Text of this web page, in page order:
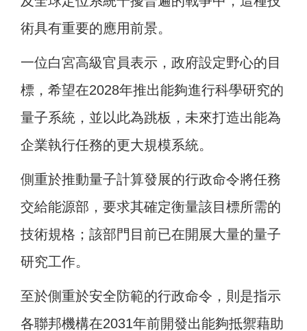
術具有重要的應用前景。
一位白宮高級官員表示，政府設定野心的目
標，希望在2028年推出能夠進行科學研究的
量子系統，並以此為跳板，未來打造出能為
企業執行任務的更大規模系統。
側重於推動量子計算發展的行政命令將任務
交給能源部，要求其確定衡量該目標所需的
技術規格；該部門目前已在開展大量的量子
研究工作。
至於側重於安全防範的行政命令，則是指示
各聯邦機構在2031年前開發出能夠抵禦藉助